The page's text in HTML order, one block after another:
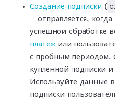
Создание подписки (
— отправляется,
успешной обработке
платеж или
с пробным периодом.
купленной подписки и
Используйте данные
подписки